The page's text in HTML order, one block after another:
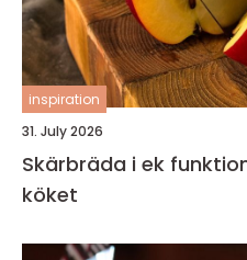
inspiration
31. July 2026
Skärbräda i ek funktion, form och omtanke i
köket